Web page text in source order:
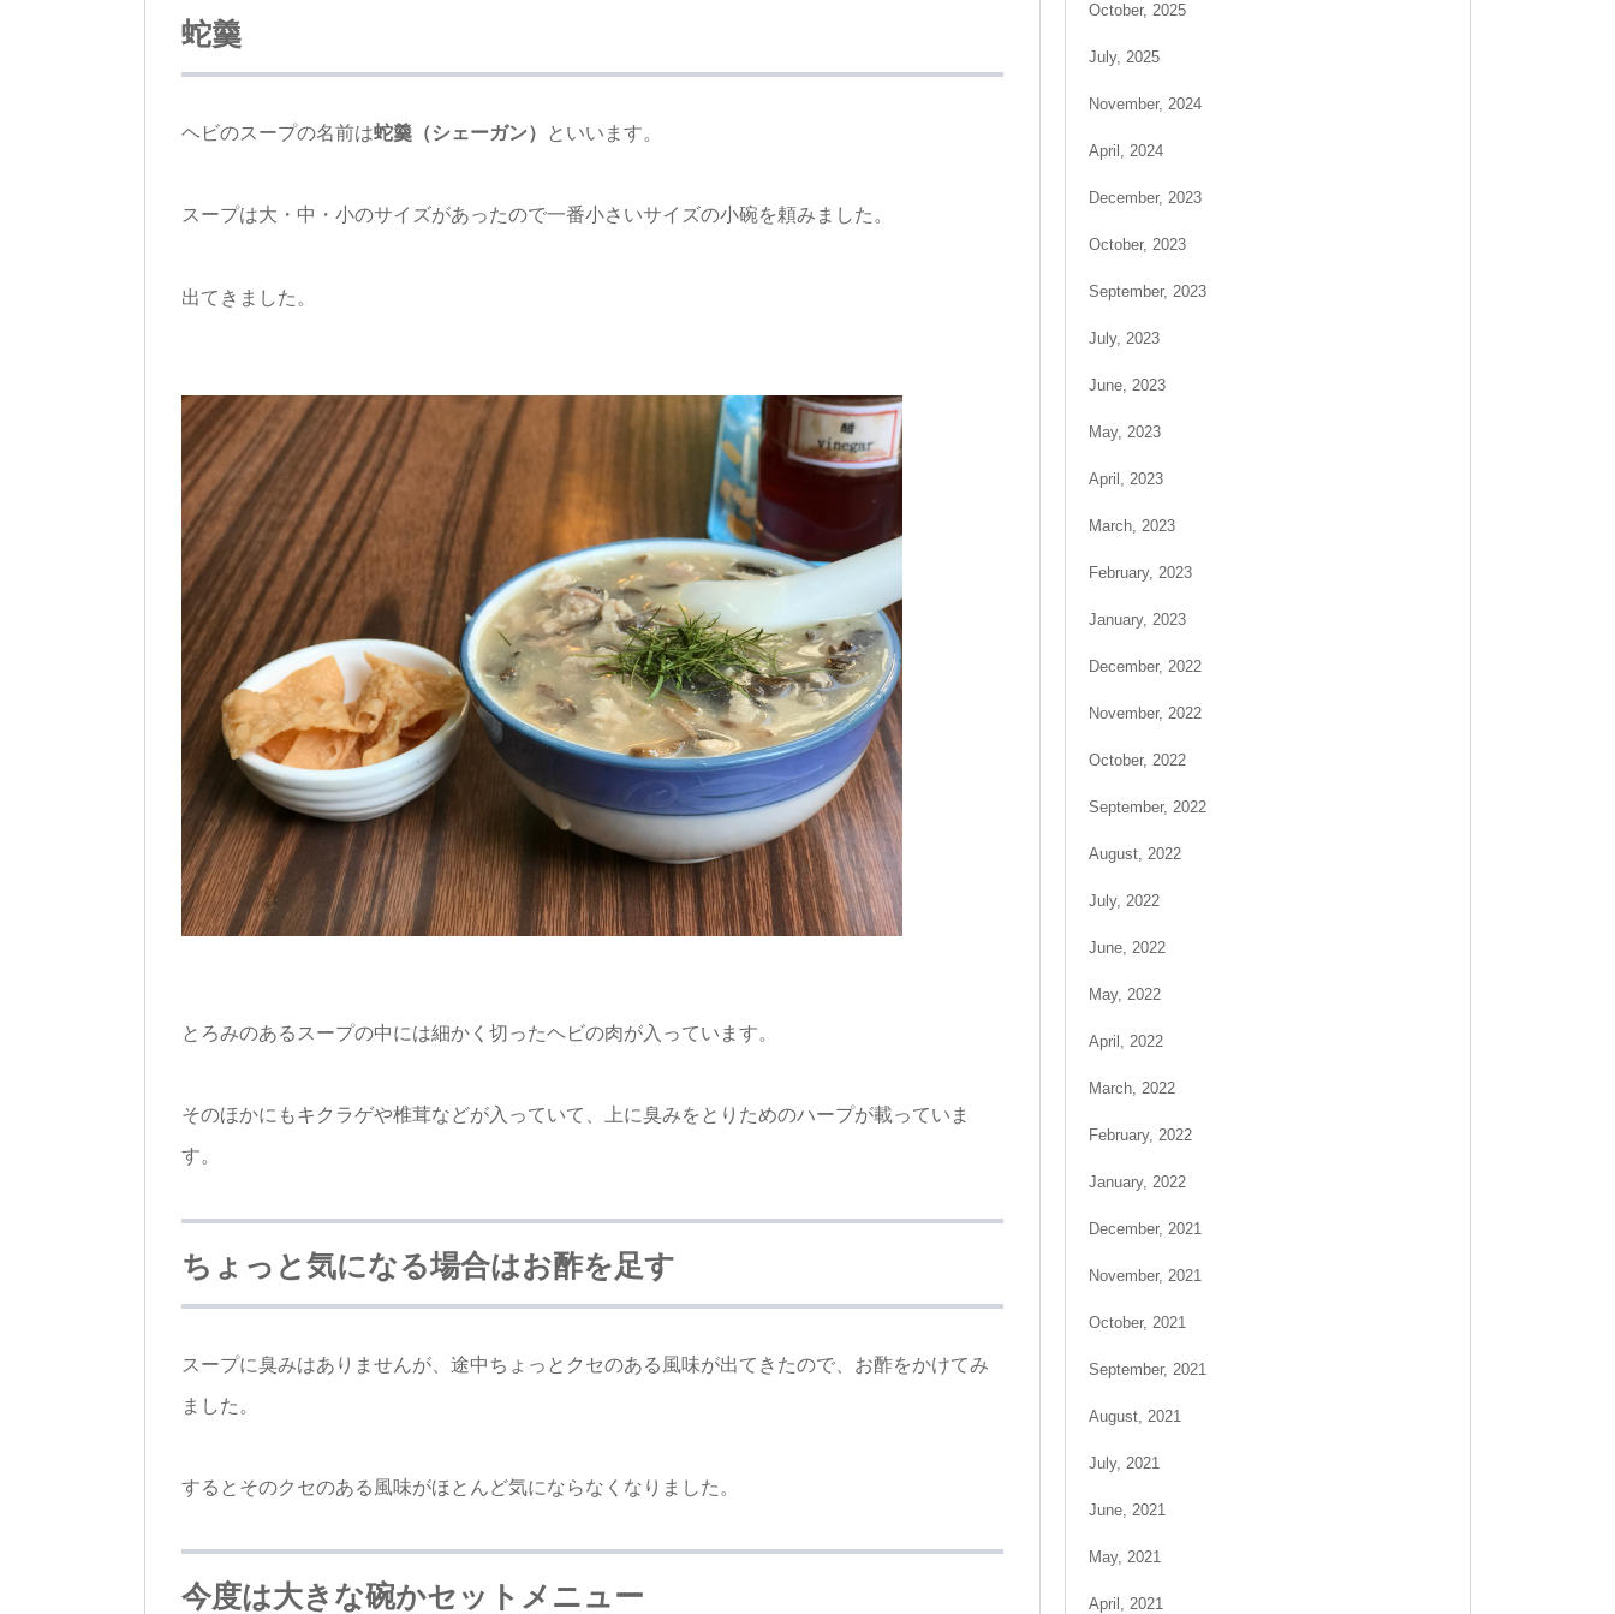
蛇羹
ヘビのスープの名前は蛇羹（シェーガン） といいます。
スープは大・中・小のサイズがあったので一番小さいサイズの小碗を頼みました。
出てきました。
とろみのあるスープの中には細かく切ったヘビの肉が入っています。
そのほかにもキクラゲや椎茸などが入っていて、上に臭みをとりためのハープが載っていま
す。
ちょっと気になる場合はお酢を足す
スープに臭みはありませんが、途中ちょっとクセのある風味が出てきたので、お酢をかけてみ
ました。
するとそのクセのある風味がほとんど気にならなくなりました。
今度は大きな碗かセットメニュー
October, 2025
July, 2025
November, 2024
April, 2024
December, 2023
October, 2023
September, 2023
July, 2023
June, 2023
May, 2023
April, 2023
March, 2023
February, 2023
January, 2023
December, 2022
November, 2022
October, 2022
September, 2022
August, 2022
July, 2022
June, 2022
May, 2022
April, 2022
March, 2022
February, 2022
January, 2022
December, 2021
November, 2021
October, 2021
September, 2021
August, 2021
July, 2021
June, 2021
May, 2021
April, 2021